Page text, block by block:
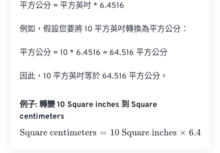
平方公分 = 平方英吋 * 6.4516
例如，假設您要將 10 平方英吋轉換為平方公分：
平方公分 = 10 * 6.4516 = 64.516 平方公分
因此，10 平方英吋等於 64.516 平方公分。
例子: 轉變 10 Square inches 到 Square
centimeters
Square centimeters=10 Square inches×6.4516= 64.516